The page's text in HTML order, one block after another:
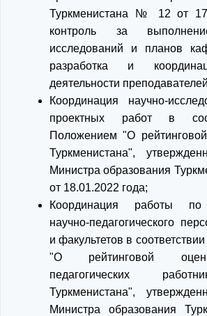
Туркменистана № 12 от
контроль за
исследований и планов
разработка и
деятельности
Координация научно-
проектных работ в
Положением "О
Туркменистана",
Министра образования
от 18.01.2022 года;
Координация работы по
научно-педагогического
и факультетов в
"О рейтинговой
педагогических
Туркменистана",
Министра образования